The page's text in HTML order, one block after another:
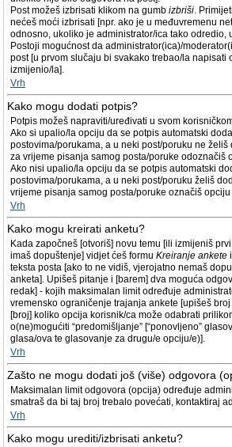
Post možeš izbrisati klikom na gumb izbriši.
nećeš moći izbrisati [npr. ako je u međuvremenu
odnosno, ukoliko je administrator/ica tako odredio,
Postoji mogućnost da administrator(ica)/
post [u prvom slučaju bi svakako trebao/la napisati
izmijenio/la].
Vrh
Kako mogu dodati potpis?
Potpis možeš napraviti/uređivati u svom
Ako si upalio/la opciju da se potpis automatski
postovima/porukama, a u neki post/poruku ne
za vrijeme pisanja samog posta/poruke odoznačiš
Ako nisi upalio/la opciju da se potpis automatski
postovima/porukama, a u neki post/poruku želiš
vrijeme pisanja samog posta/poruke označiš
Vrh
Kako mogu kreirati anketu?
Kada započneš [otvoriš] novu temu [ili izmijeniš
imaš dopuštenje] vidjet ćeš formu Kreiranje ankete
teksta posta [ako to ne vidiš, vjerojatno nemaš
anketa]. Upišeš pitanje i [barem] dva moguća
redak] - kojih maksimalan limit određuje
vremensko ograničenje trajanja ankete [upišeš
[broj] koliko opcija korisnik/ca može odabrati
o(ne)mogućiti “predomišljanje” [“ponovljeno”
glasa/ova te glasovanje za drugu/e opciju/e)].
Vrh
Zašto ne mogu dodati još (više) odgovora
Maksimalan limit odgovora (opcija) određuje
smatraš da bi taj broj trebalo povećati, kontaktiraj
Vrh
Kako mogu urediti/izbrisati anketu?